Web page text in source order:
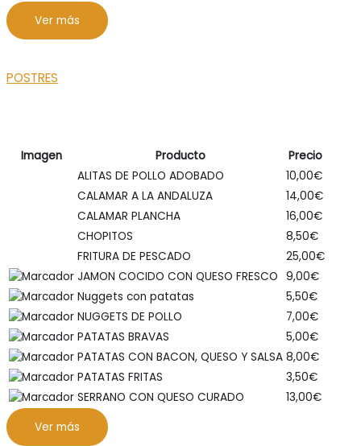
Ver más
POSTRES
Imagen Producto
Precio
ALITAS DE POLLO ADOBADO
10,00€
CALAMAR A LA ANDALUZA
14,00€
CALAMAR PLANCHA
16,00€
CHOPITOS
8,50€
FRITURA DE PESCADO
25,00€
JAMON COCIDO CON QUESO FRESCO 9,00€
Nuggets con patatas
5,50€
NUGGETS DE POLLO
7,00€
PATATAS BRAVAS
5,00€
PATATAS CON BACON, QUESO Y SALSA 8,00€
PATATAS FRITAS
3,50€
SERRANO CON QUESO CURADO
13,00€
Ver más